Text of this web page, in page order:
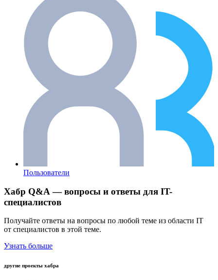
Пользователи
Хабр Q&A — вопросы и ответы для IT-
специалистов
Получайте ответы на вопросы по любой теме из области IT
от специалистов в этой теме.
Узнать больше
другие проекты хабра